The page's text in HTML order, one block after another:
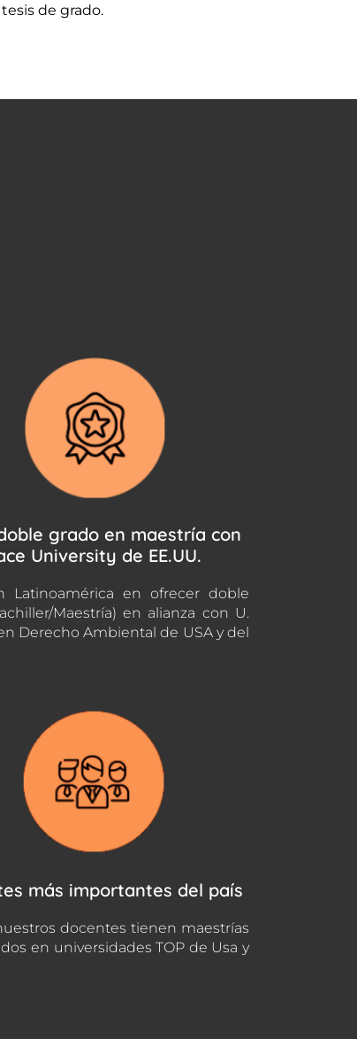
de grado.
grado en maestría con
University de EE.UU.
Latinoamérica en ofrecer doble
Maestría) en alianza con U.
Derecho Ambiental de USA y del
más importantes del país
docentes tienen maestrías
en universidades TOP de Usa y